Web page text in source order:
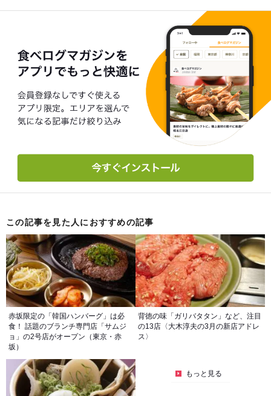
この記事を見た人におすすめの記事
赤坂限定の「韓国ハンバーグ」は必
食！ 話題のブランチ専門店「サムジ
ョ」の2号店がオープン（東京・赤
坂）
背徳の味「ガリバタタン」など、注目
の13店〈大木淳夫の3月の新店アドレ
ス〉
もっと見る